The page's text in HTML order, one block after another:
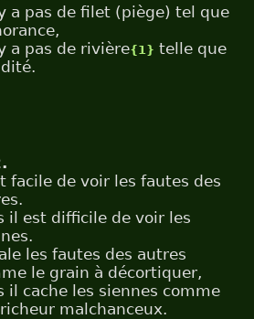
a pas de filet (piège) tel que
a pas de rivière{1} telle que
facile de voir les fautes des
il est difficile de voir les
les fautes des autres
le grain à décortiquer,
il cache les siennes comme
malchanceux.